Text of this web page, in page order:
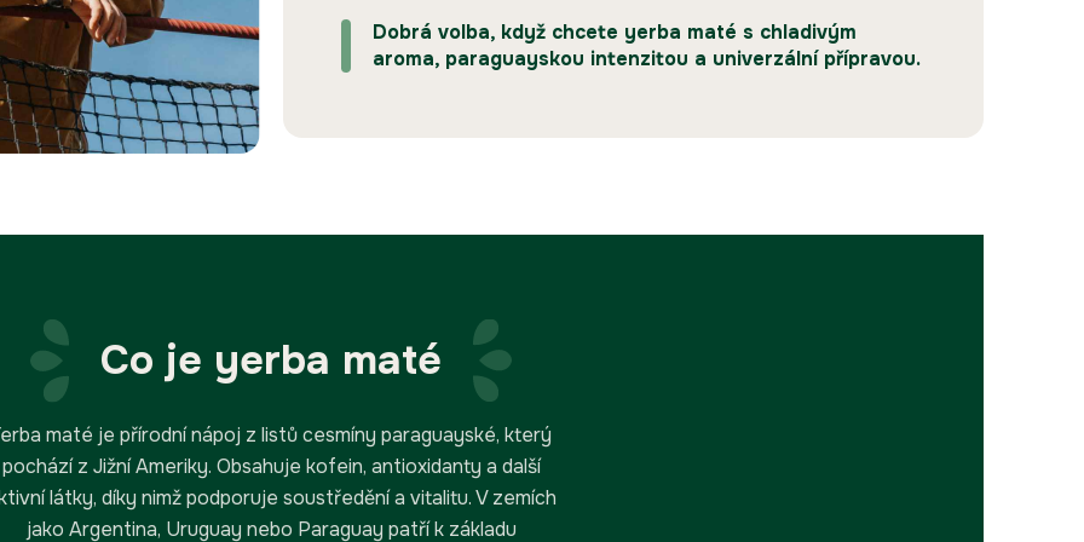
Dobrá volba, když chcete yerba maté s chladivým
aroma, paraguayskou intenzitou a univerzální přípravou.
Co je yerba maté
maté je přírodní nápoj z listů cesmíny paraguayské, který
pochází z Jižní Ameriky. Obsahuje kofein, antioxidanty a další
látky, díky nimž podporuje soustředění a vitalitu. V zemích
jako Argentina, Uruguay nebo Paraguay patří k základu